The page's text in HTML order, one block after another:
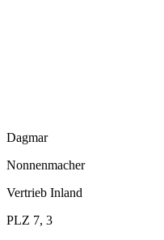
Dagmar
Nonnenmacher
Vertrieb Inland
PLZ 7, 3